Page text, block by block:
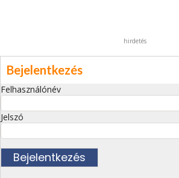
hirdetés
Bejelentkezés
Felhasználónév
Jelszó